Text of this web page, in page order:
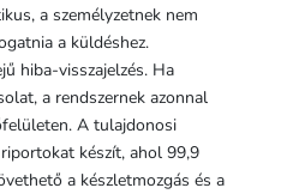
a személyzetnek nem
a küldéshez.
hiba-visszajelzés. Ha
a rendszernek azonnal
A tulajdonosi
készít, ahol 99,9
a készletmozgás és a